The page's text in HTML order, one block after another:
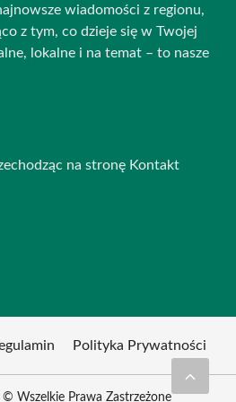
wiadomości z regionu,
z tym, co dzieje się w Twojej
lokalne i na temat – to nasze
na stronę Kontakt
Polityka Prywatności
Wszelkie Prawa Zastrzeżone